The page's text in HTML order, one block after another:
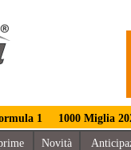
1 1000 Miglia
Novità